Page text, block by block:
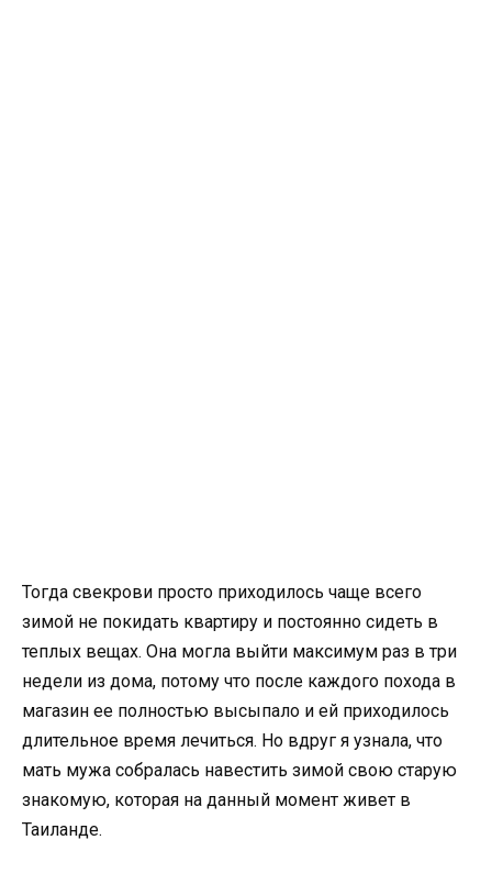
Тогда свекрови просто приходилось чаще всего
зимой не покидать квартиру и постоянно сидеть в
теплых вещах. Она могла выйти максимум раз в три
недели из дома, потому что после каждого похода в
магазин ее полностью высыпало и ей приходилось
длительное время лечиться. Но вдруг я узнала, что
мать мужа собралась навестить зимой свою старую
знакомую, которая на данный момент живет в
Таиланде.